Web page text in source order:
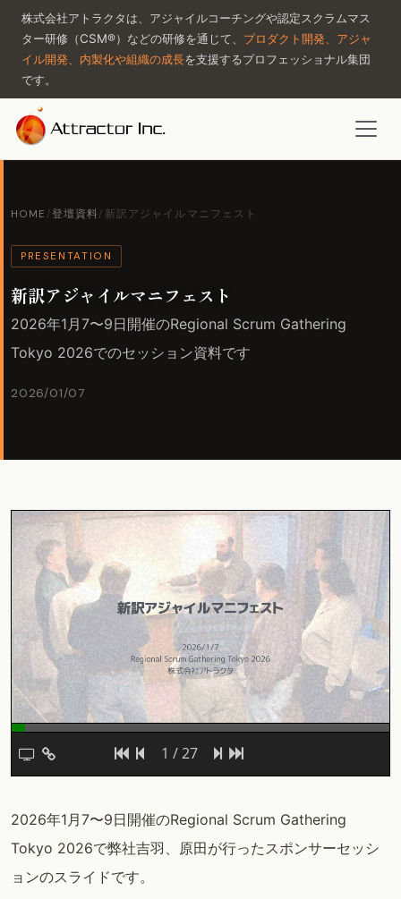
株式会社アトラクタは、アジャイルコーチングや認定スクラムマス
ター研修（CSM®）などの研修を通じて、 プロダクト開発、アジャ
イル開発、内製化や組織の成長を支援するプロフェッショナル集団
です。
HOME /登壇資料 / 新訳アジャイルマニフェスト
PRESENTATION
新訳アジャイルマニフェスト
2026年1月7〜9日開催のRegional Scrum Gathering
Tokyo 2026でのセッション資料です
2026/01/07
1 / 27
2026年1月7〜9日開催のRegional Scrum Gathering
Tokyo 2026で弊社吉羽、原田が行ったスポンサーセッシ
ョンのスライドです。